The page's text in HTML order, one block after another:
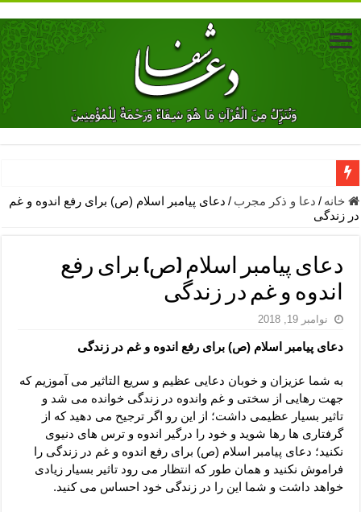
دعای جلب محبت فوری معشوق – دعای جلب محبت شوهر
دعای مشکل گشا برای رفع فقر – ذکرهای روزی‌ بخش
معجزات دعای یا من اظهر الجمیل – دعای یا من اظهر الجمیل برای
مهم ترین اذکار الهی و فضیلت آن ها – ذکر مخصوص مستجاب الدعوه
دعا برای ترس بچه ها در خواب – دعای ترس و بی خوابی کودکان
لا حول ولا قوة الا بالله برای چشم زخم – دعای چشم زخم ماشاالله
دعای قوی رفع ترس – دعای مجرب برای آرامش قلب و رفع اضطراب
دعا برای پولدار شدن در یک روز – دعای ثروت حضرت سلیمان
خانه / دعا و ذکر مجرب / دعای پیامبر اسلام (ص) برای رفع اندوه و غم
در زندگی
دعای پیامبر اسلام (ص) برای رفع
اندوه و غم در زندگی
نوامبر 19, 2018
دعای پیامبر اسلام (ص) برای رفع اندوه و غم در زندگی
به شما عزیزان و خوبان دعایی عظیم و سریع التاثیر می آموزیم که
جهت رهایی از سختی و غم واندوه در زندگی خوانده می شد و
تاثیر بسیار عظیمی داشت؛ از این رو اگر ترجیح می دهید که از
گرفتاری ها رها شوید و خود را درگیر اندوه و ترس های دنیوی
نکنید؛ دعای پیامبر اسلام (ص) برای رفع اندوه و غم در زندگی را
فراموش نکنید و همان طور که انتظار می رود تاثیر بسیار زیادی
خواهد داشت و شما این را در زندگی خود احساس می کنید.